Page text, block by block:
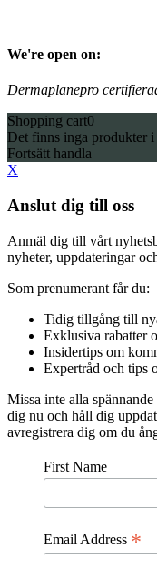
We're open on:
Dermaplanepro
Shopping cart0
Det finns inga produkter
Fortsätt handla
X
Anslut dig till oss
Anmäl dig till vårt
nyheter, uppdateringar
Som prenumerant får du:
Tidig tillgång till
Exklusiva rabatter
Insidertips om
Expertråd och tips
Missa inte alla
dig nu och håll dig
avregistrera dig om du
First Name
Email Address *